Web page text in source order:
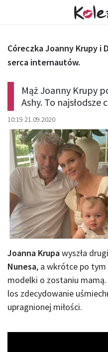
Mąż Joanny Krupy
Ashy. To najsłodsze
10:19 21.09.2020
Córeczka Joanny Krupy i
serca internautów.
Joanna Krupawyszła
Nunesa, a wkrótce po tym
modelki o zostaniu
los zdecydowanie
upragnionej miłości.